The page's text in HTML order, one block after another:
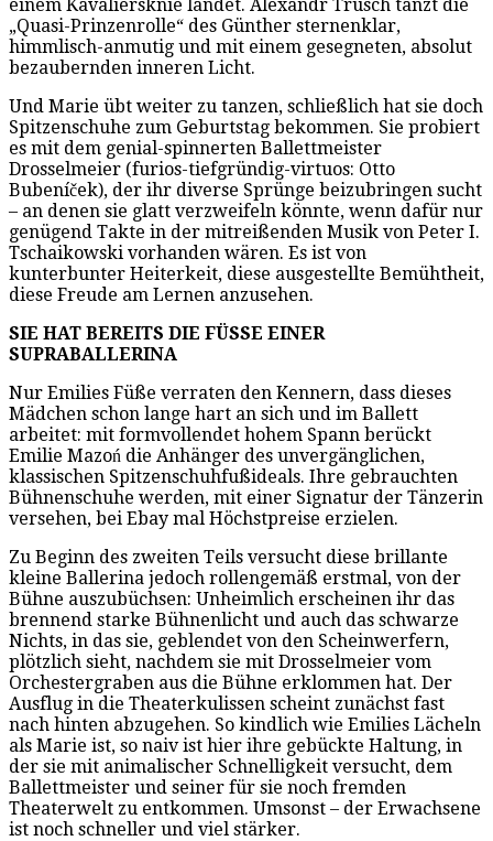
einem Kavaliersknie landet. Alexandr Trusch tanzt die
„Quasi-Prinzenrolle“ des Günther sternenklar,
himmlisch-anmutig und mit einem gesegneten, absolut
bezaubernden inneren Licht.
Und Marie übt weiter zu tanzen, schließlich hat sie doch
Spitzenschuhe zum Geburtstag bekommen. Sie probiert
es mit dem genial-spinnerten Ballettmeister
Drosselmeier (furios-tiefgründig-virtuos: Otto
Bubeníček), der ihr diverse Sprünge beizubringen sucht
– an denen sie glatt verzweifeln könnte, wenn dafür nur
genügend Takte in der mitreißenden Musik von Peter I.
Tschaikowski vorhanden wären. Es ist von
kunterbunter Heiterkeit, diese ausgestellte Bemühtheit,
diese Freude am Lernen anzusehen.
SIE HAT BEREITS DIE FÜSSE EINER
SUPRABALLERINA
Nur Emilies Füße verraten den Kennern, dass dieses
Mädchen schon lange hart an sich und im Ballett
arbeitet: mit formvollendet hohem Spann berückt
Emilie Mazoń die Anhänger des unvergänglichen,
klassischen Spitzenschuhfußideals. Ihre gebrauchten
Bühnenschuhe werden, mit einer Signatur der Tänzerin
versehen, bei Ebay mal Höchstpreise erzielen.
Zu Beginn des zweiten Teils versucht diese brillante
kleine Ballerina jedoch rollengemäß erstmal, von der
Bühne auszubüchsen: Unheimlich erscheinen ihr das
brennend starke Bühnenlicht und auch das schwarze
Nichts, in das sie, geblendet von den Scheinwerfern,
plötzlich sieht, nachdem sie mit Drosselmeier vom
Orchestergraben aus die Bühne erklommen hat. Der
Ausflug in die Theaterkulissen scheint zunächst fast
nach hinten abzugehen. So kindlich wie Emilies Lächeln
als Marie ist, so naiv ist hier ihre gebückte Haltung, in
der sie mit animalischer Schnelligkeit versucht, dem
Ballettmeister und seiner für sie noch fremden
Theaterwelt zu entkommen. Umsonst – der Erwachsene
ist noch schneller und viel stärker.